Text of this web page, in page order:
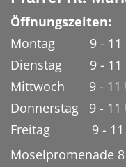
Öffnungszeiten:
Montag 9 - 11
Dienstag 9 - 11
Mittwoch 9 - 11
Donnerstag 9 - 11
Freitag 9 - 11
Moselpromenade 8